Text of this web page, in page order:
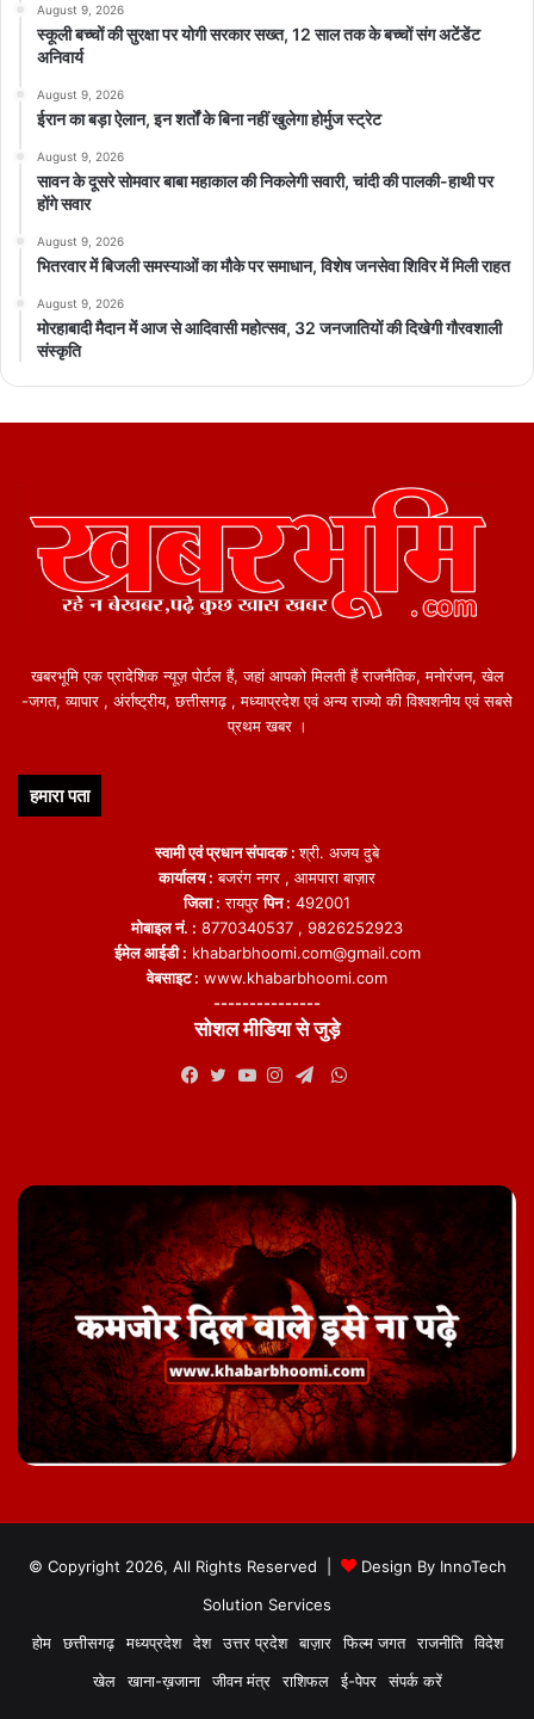
August 9, 2026
स्कूली बच्चों की सुरक्षा पर योगी सरकार सख्त, 12 साल तक के बच्चों संग अटेंडेंट
अनिवार्य
August 9, 2026
ईरान का बड़ा ऐलान, इन शर्तों के बिना नहीं खुलेगा होर्मुज स्ट्रेट
August 9, 2026
सावन के दूसरे सोमवार बाबा महाकाल की निकलेगी सवारी, चांदी की पालकी-हाथी पर
होंगे सवार
August 9, 2026
भितरवार में बिजली समस्याओं का मौके पर समाधान, विशेष जनसेवा शिविर में मिली राहत
August 9, 2026
मोरहाबादी मैदान में आज से आदिवासी महोत्सव, 32 जनजातियों की दिखेगी गौरवशाली
संस्कृति
खबरभूमि एक प्रादेशिक न्यूज़ पोर्टल हैं, जहां आपको मिलती हैं राजनैतिक, मनोरंजन, खेल
-जगत, व्यापार , अंर्राष्ट्रीय, छत्तीसगढ़ , मध्याप्रदेश एवं अन्य राज्यो की विश्वशनीय एवं सबसे
प्रथम खबर ।
हमारा पता
स्वामी एवं प्रधान संपादक :श्री. अजय दुबे
कार्यालय : बजरंग नगर , आमपारा बाज़ार
जिला : रायपुरपिन : 492001
मोबाइल नं. : 8770340537 , 9826252923
ईमेल आईडी : khabarbhoomi.com@gmail.com
वेबसाइट : www.khabarbhoomi.com
---------------
सोशल मीडिया से जुड़े
WhatsApp
© Copyright 2026, All Rights Reserved | Design By InnoTech
Solution Services
होम
छत्तीसगढ़ मध्यप्रदेश देश उत्तर प्रदेश बाज़ार फिल्म जगत राजनीति
विदेश
खेल
खाना-ख़जाना जीवन मंत्र राशिफल ई-पेपर संपर्क करें